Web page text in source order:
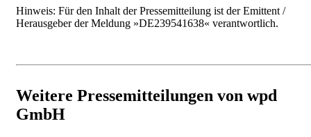
Hinweis: Für den Inhalt der Pressemitteilung ist der Emittent /
Herausgeber der Meldung »DE239541638« verantwortlich.
Weitere Pressemitteilungen von wpd
GmbH